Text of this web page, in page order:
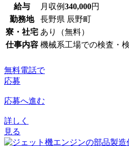
給与 月収例340,000円
勤務地
長野県 辰野町
寮・社宅 あり（無料）
仕事内容 機械系工場での検査・
無料電話で
応募
応募へ進む
詳しく
見る